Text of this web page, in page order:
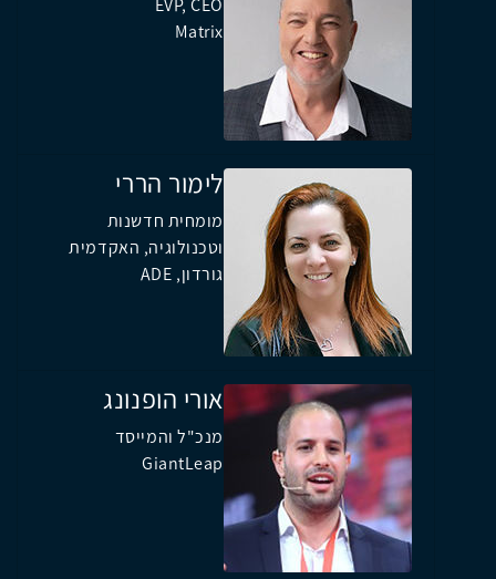
EVP, CEO
Matrix
לימור הררי
מומחית חדשנות
וטכנולוגיה, האקדמית
גורדון, ADE
אורי הופנונג
מנכ"ל והמייסד
GiantLeap